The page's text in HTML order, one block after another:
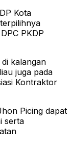
Kota
PKDP
kalangan
juga pada
Kontraktor
Picing dapat
serta